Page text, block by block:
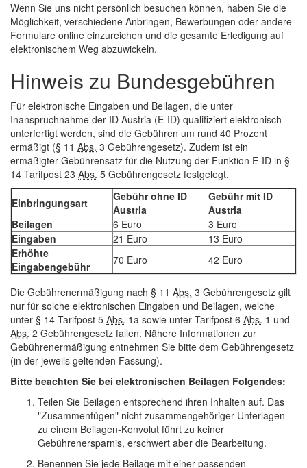
Wenn Sie uns nicht persönlich besuchen können, haben Sie die
Möglichkeit, verschiedene Anbringen, Bewerbungen oder andere
Formulare online einzureichen und die gesamte Erledigung auf
elektronischem Weg abzuwickeln.
Hinweis zu Bundesgebühren
Für elektronische Eingaben und Beilagen, die unter
Inanspruchnahme der ID Austria (E-ID) qualifiziert elektronisch
unterfertigt werden, sind die Gebühren um rund 40 Prozent
ermäßigt (§ 11 Abs. 3 Gebührengesetz). Zudem ist ein
ermäßigter Gebührensatz für die Nutzung der Funktion E-ID in §
14 Tarifpost 23 Abs. 5 Gebührengesetz festgelegt.
Einbringungsart Gebühr ohne ID
Austria
Gebühr mit ID
Austria
Beilagen
6 Euro
3 Euro
Eingaben
21 Euro
13 Euro
Erhöhte
Eingabengebühr
70 Euro 42 Euro
Die Gebührenermäßigung nach § 11 Abs. 3 Gebührengesetz gilt
nur für solche elektronischen Eingaben und Beilagen, welche
unter § 14 Tarifpost 5 Abs. 1a sowie unter Tarifpost 6 Abs. 1 und
Abs. 2 Gebührengesetz fallen. Nähere Informationen zur
Gebührenermäßigung entnehmen Sie bitte dem Gebührengesetz
(in der jeweils geltenden Fassung).
Bitte beachten Sie bei elektronischen Beilagen Folgendes:
Teilen Sie Beilagen entsprechend ihren Inhalten auf. Das
"Zusammenfügen" nicht zusammengehöriger Unterlagen
zu einem Beilagen-Konvolut führt zu keiner
Gebührenersparnis, erschwert aber die Bearbeitung.
Benennen Sie jede Beilage mit einer passenden